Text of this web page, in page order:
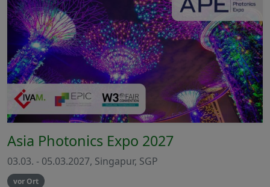
Asia Photonics Expo 2027
03.03. - 05.03.2027, Singapur, SGP
vor Ort